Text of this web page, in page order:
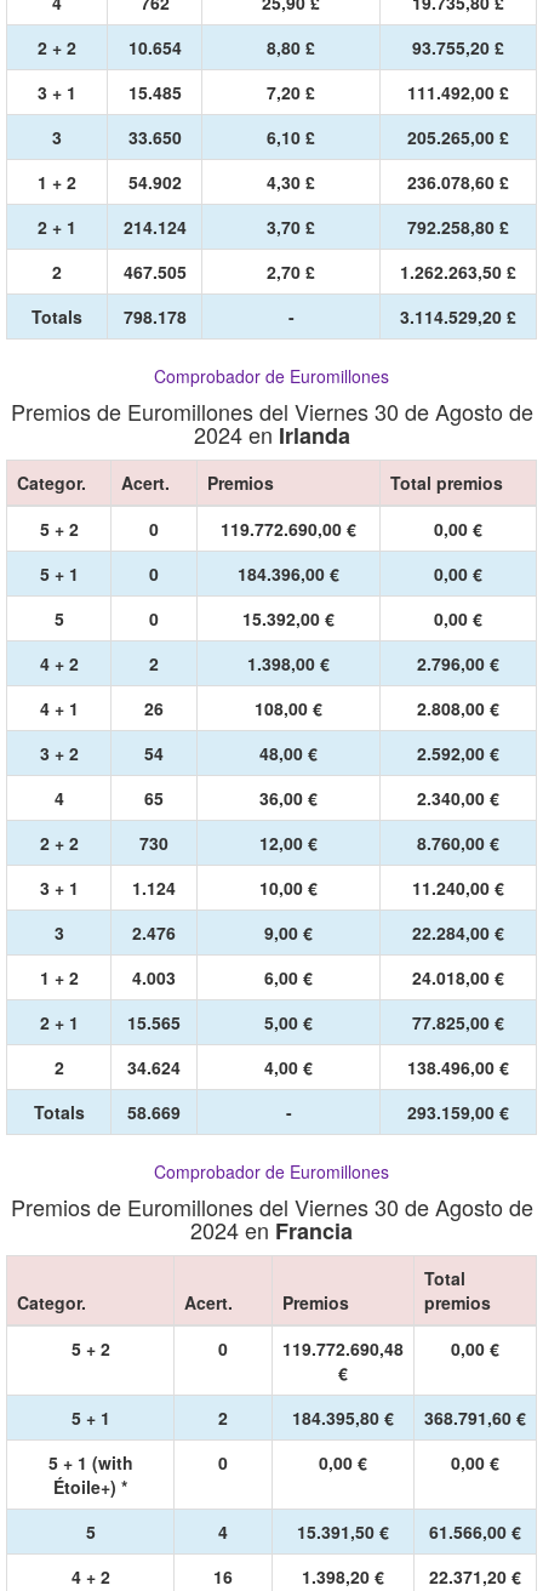
2 + 2
10.654 8,80 £
93.755,20 £
3 + 1
15.485 7,20 £
111.492,00 £
3
33.650 6,10 £
205.265,00 £
1 + 2
54.902 4,30 £
236.078,60 £
2 + 1
214.124 3,70 £
792.258,80 £
2
467.505 2,70 £
1.262.263,50 £
Totals
798.178 - 3.114.529,20 £
Comprobador de Euromillones
Premios de Euromillones del Viernes 30 de Agosto de
2024 en Irlanda
Categor. Acert. Premios
Total premios
5 + 2
0 119.772.690,00 €
0,00 €
5 + 1
0 184.396,00 €
0,00 €
5
0 15.392,00 €
0,00 €
4 + 2
2 1.398,00 €
2.796,00 €
4 + 1
26 108,00 €
2.808,00 €
3 + 2
54 48,00 €
2.592,00 €
4
65 36,00 €
2.340,00 €
2 + 2
730 12,00 €
8.760,00 €
3 + 1
1.124 10,00 €
11.240,00 €
3
2.476 9,00 €
22.284,00 €
1 + 2
4.003 6,00 €
24.018,00 €
2 + 1
15.565 5,00 €
77.825,00 €
2
34.624 4,00 €
138.496,00 €
Totals
58.669 - 293.159,00 €
Comprobador de Euromillones
Premios de Euromillones del Viernes 30 de Agosto de
2024 en Francia
Categor. Acert. Premios
Total
premios
5 + 2
0
119.772.690,48
€
0,00 €
5 + 1 2 184.395,80 €
368.791,60 €
5 + 1 (with
Étoile+) *
0 0,00 € 0,00 €
5 4 15.391,50 €
61.566,00 €
4 + 2
16 1.398,20 €
22.371,20 €